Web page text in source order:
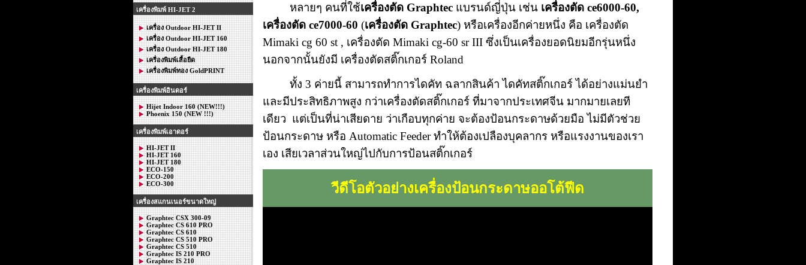
เครื่องพิมพ์ HI-JET 2
เครื่อง Outdoor HI-JET II
เครื่อง Outdoor HI-JET 160
เครื่อง Outdoor HI-JET 180
เครื่องพิมพ์เสื้อยืด
เครื่องพิมพ์ทอง GoldPRINT
เครื่องพิมพ์อินดอร์
Hijet Indoor 160 (NEW!!!)
Phoenix 150 (NEW !!!)
เครื่องพิมพ์เอาดอร์
HI-JET II
HI-JET 160
HI-JET 180
ECO-150
ECO-200
ECO-300
เครื่องสแกนเนอร์ขนาดใหญ่
Graphtec CSX 300-09
Graphtec CS 610 PRO
Graphtec CS 610
Graphtec CS 510 PRO
Graphtec CS 510
Graphtec IS 210 PRO
Graphtec IS 210
หลายๆ คนที่ใช้เครื่องตัด Graphtecแบรนด์ญี่ปุ่น เช่น เครื่องตัด ce6000-60,
เครื่องตัด ce7000-60 (เครื่องตัด Graphtec) หรือเครื่องอีกค่ายหนึ่ง คือ เครื่องตัด
Mimaki cg 60 st , เครื่องตัด Mimaki cg-60 sr III ซึ่งเป็นเครื่องยอดนิยมอีกรุ่นหนึ่ง
นอกจากนั้นยังมี เครื่องตัดสติ๊กเกอร์ Roland
ทั้ง 3 ค่ายนี้ สามารถทำการไดคัท ฉลากสินค้า ไดคัทสติ๊กเกอร์ ได้อย่างแม่นยำ
และมีประสิทธิภาพสูง กว่าเครื่องตัดสติ๊กเกอร์ ที่มาจากประเทศจีน มากมายเลยที
เดียว แต่เป็นที่น่าเสียดาย ว่าเกือบทุกค่าย จะต้องป้อนกระดาษด้วยมือ ไม่มีตัวช่วย
ป้อนกระดาษ หรือ Automatic Feeder ทำให้ต้องเปลืองบุคลากร หรือแรงงานของเรา
เอง เสียเวลาส่วนใหญ่ไปกับการป้อนสติ๊กเกอร์
วีดีโอตัวอย่างเครื่องป้อนกระดาษออโต้ฟีด